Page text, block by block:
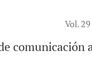
Vol.
comunicación